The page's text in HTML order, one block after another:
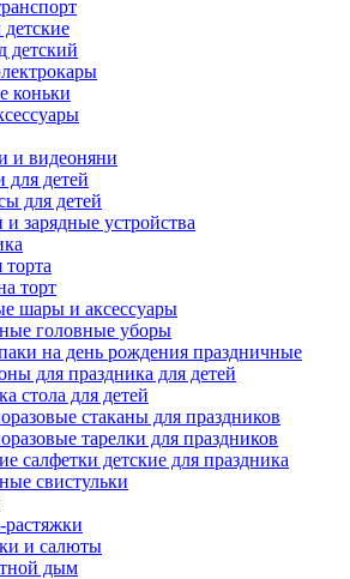
детский
коньки
и видеоняни
детей
для детей
и зарядные устройства
торт
шары и аксессуары
головные уборы
на день рождения праздничные
для праздника для детей
стола для детей
стаканы для праздников
тарелки для праздников
салфетки детские для праздника
свистульки
и салюты
дым